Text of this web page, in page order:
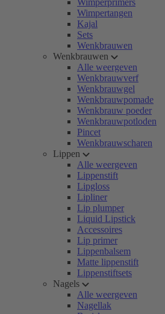
Wimperprimers
Wimpertangen
Kajal
Sets
Wenkbrauwen
Wenkbrauwen
Alle weergeven
Wenkbrauwverf
Wenkbrauwgel
Wenkbrauwpomade
Wenkbrauw poeder
Wenkbrauwpotloden
Pincet
Wenkbrauwscharen
Lippen
Alle weergeven
Lippenstift
Lipgloss
Lipliner
Lip plumper
Liquid Lipstick
Accessoires
Lip primer
Lippenbalsem
Matte lippenstift
Lippenstiftsets
Nagels
Alle weergeven
Nagellak